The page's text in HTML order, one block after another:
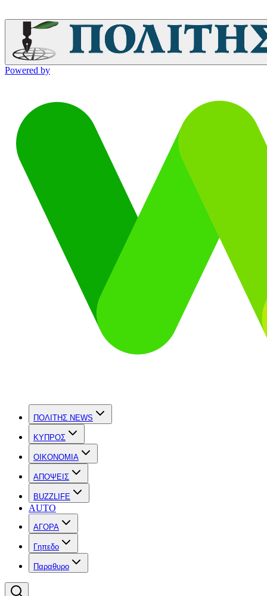
Powered by
ΠΟΛΙΤΗΣ NEWS
ΚΥΠΡΟΣ
OIKONOMIA
ΑΠΟΨΕΙΣ
BUZZLIFE
AUTO
ΑΓΟΡΑ
Γηπεδο
Παραθυρο